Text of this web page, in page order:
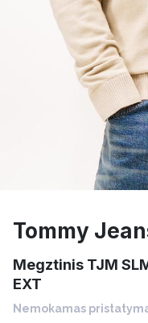
Tommy
Megztinis TJM
EXT
Nemokamas